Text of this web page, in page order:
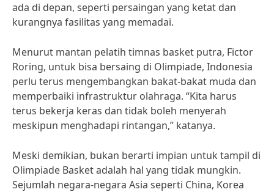
ada di depan, seperti persaingan yang ketat dan
kurangnya fasilitas yang memadai.
Menurut mantan pelatih timnas basket putra, Fictor
Roring, untuk bisa bersaing di Olimpiade, Indonesia
perlu terus mengembangkan bakat-bakat muda dan
memperbaiki infrastruktur olahraga. “Kita harus
terus bekerja keras dan tidak boleh menyerah
meskipun menghadapi rintangan,” katanya.
Meski demikian, bukan berarti impian untuk tampil di
Olimpiade Basket adalah hal yang tidak mungkin.
Sejumlah negara-negara Asia seperti China, Korea